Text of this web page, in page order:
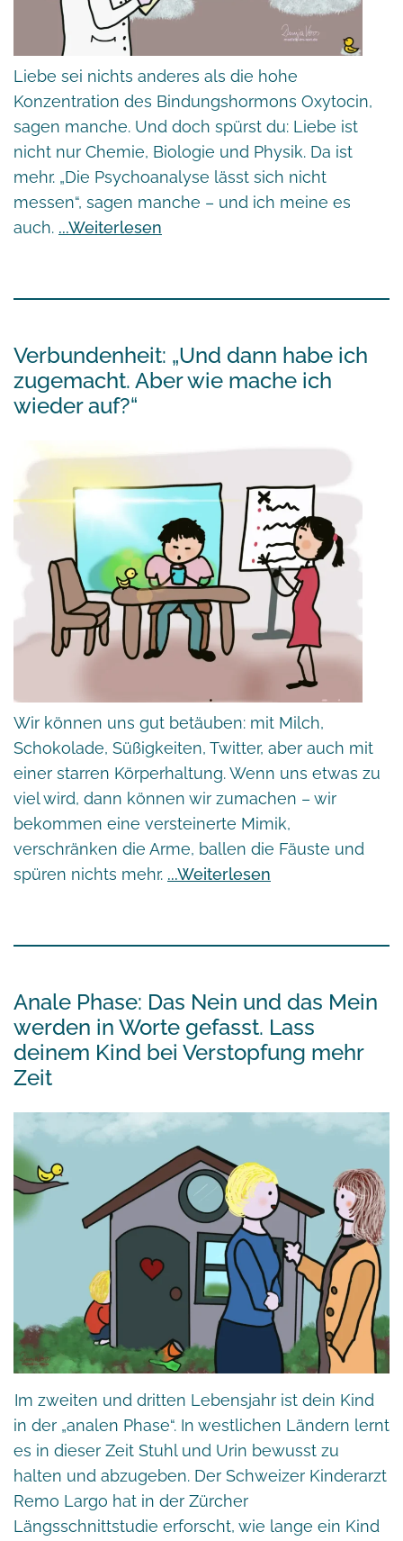
Liebe sei nichts anderes als die hohe
Konzentration des Bindungshormons Oxytocin,
sagen manche. Und doch spürst du: Liebe ist
nicht nur Chemie, Biologie und Physik. Da ist
mehr. „Die Psychoanalyse lässt sich nicht
messen“, sagen manche – und ich meine es
auch.
Weiterlesen
Verbundenheit: „Und dann habe ich
zugemacht. Aber wie mache ich
wieder auf?“
Wir können uns gut betäuben: mit Milch,
Schokolade, Süßigkeiten, Twitter, aber auch mit
einer starren Körperhaltung. Wenn uns etwas zu
viel wird, dann können wir zumachen – wir
bekommen eine versteinerte Mimik,
verschränken die Arme, ballen die Fäuste und
spüren nichts mehr.
Weiterlesen
Anale Phase: Das Nein und das Mein
werden in Worte gefasst. Lass
deinem Kind bei Verstopfung mehr
Zeit
Im zweiten und dritten Lebensjahr ist dein Kind
in der „analen Phase“. In westlichen Ländern lernt
es in dieser Zeit Stuhl und Urin bewusst zu
halten und abzugeben. Der Schweizer Kinderarzt
Remo Largo hat in der Zürcher
Längsschnittstudie erforscht, wie lange ein Kind